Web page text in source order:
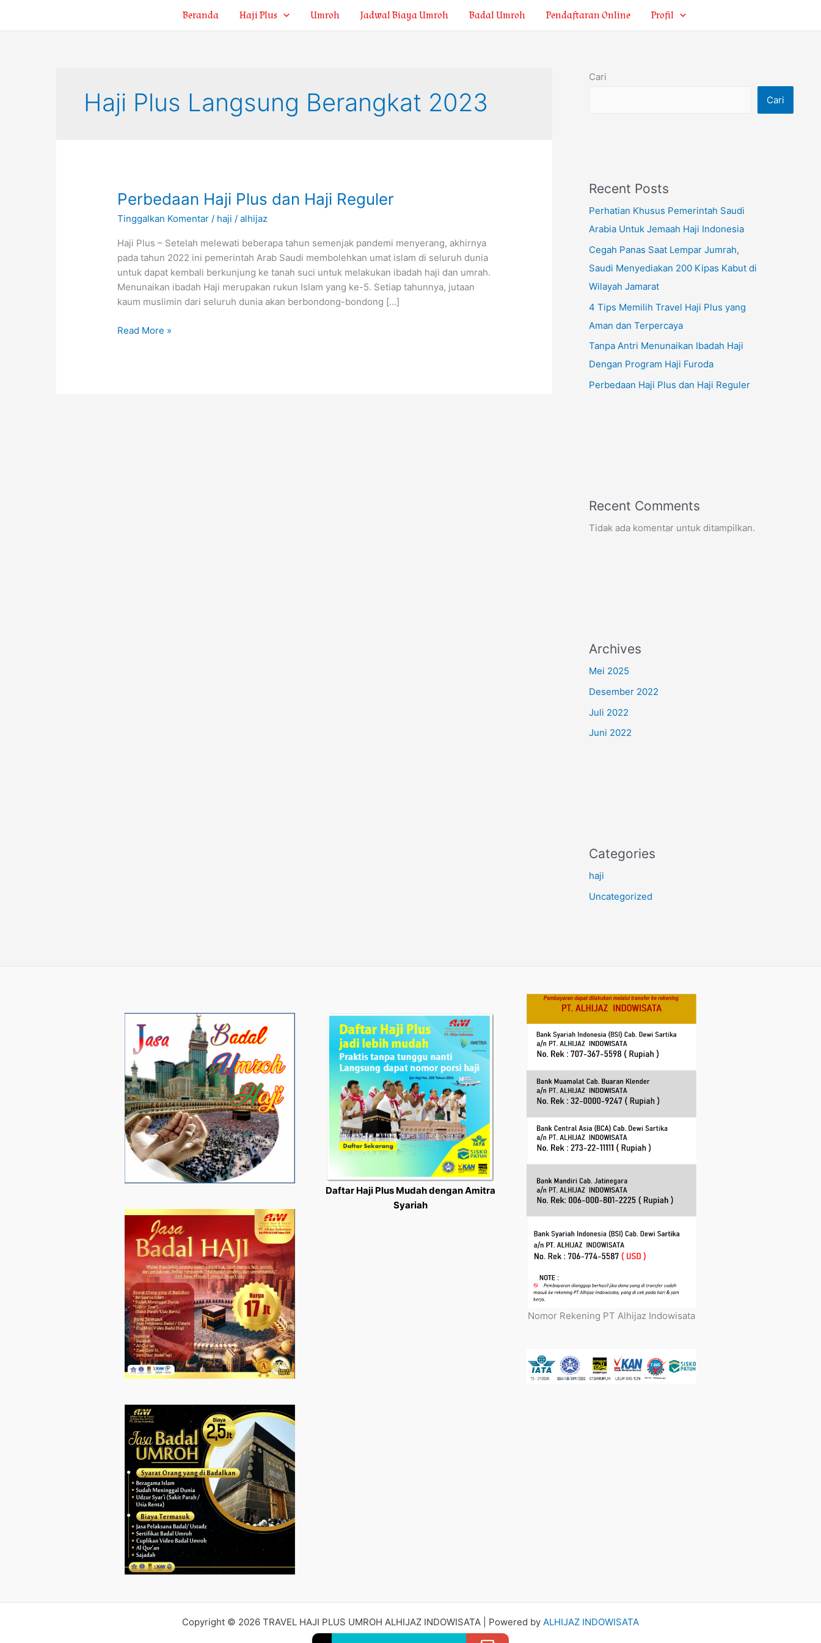
Beranda Haji Plus Umroh Jadwal Biaya Umroh Badal Umroh Pendaftaran Online Profil
Haji Plus Langsung Berangkat 2023
Perbedaan Haji Plus dan Haji Reguler
Tinggalkan Komentar / haji /alhijaz
Haji Plus – Setelah melewati beberapa tahun semenjak pandemi menyerang, akhirnya
pada tahun 2022 ini pemerintah Arab Saudi membolehkan umat islam di seluruh dunia
untuk dapat kembali berkunjung ke tanah suci untuk melakukan ibadah haji dan umrah.
Menunaikan ibadah Haji merupakan rukun Islam yang ke-5. Setiap tahunnya, jutaan
kaum muslimin dari seluruh dunia akan berbondong-bondong […]
Perbedaan
Plus
dan
Haji
Reguler
Read More »
Cari
Cari
Recent Posts
Perhatian Khusus Pemerintah Saudi
Arabia Untuk Jemaah Haji Indonesia
Cegah Panas Saat Lempar Jumrah,
Saudi Menyediakan 200 Kipas Kabut di
Wilayah Jamarat
4 Tips Memilih Travel Haji Plus yang
Aman dan Terpercaya
Tanpa Antri Menunaikan Ibadah Haji
Dengan Program Haji Furoda
Perbedaan Haji Plus dan Haji Reguler
Recent Comments
Tidak ada komentar untuk ditampilkan.
Archives
Mei 2025
Desember 2022
Juli 2022
Juni 2022
Categories
haji
Uncategorized
Daftar Haji Plus Mudah dengan Amitra
Syariah
Nomor Rekening PT Alhijaz Indowisata
Copyright © 2026 TRAVEL HAJI PLUS UMROH ALHIJAZ INDOWISATA | Powered by ALHIJAZ INDOWISATA